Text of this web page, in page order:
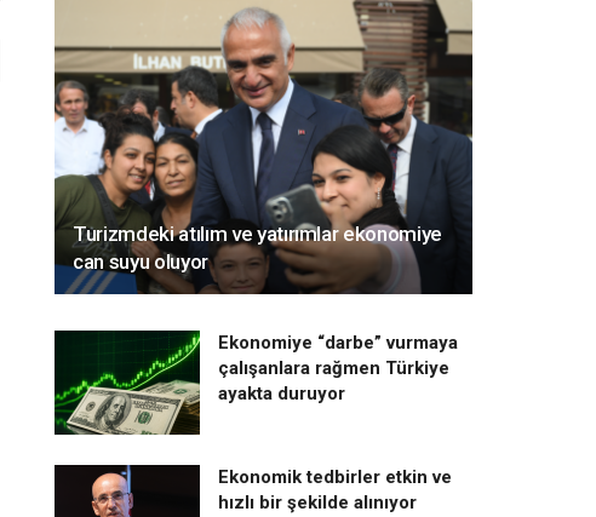
Turizmdeki atılım ve yatırımlar ekonomiye
can suyu oluyor
Ekonomiye “darbe” vurmaya
çalışanlara rağmen Türkiye
ayakta duruyor
Ekonomik tedbirler etkin ve
hızlı bir şekilde alınıyor